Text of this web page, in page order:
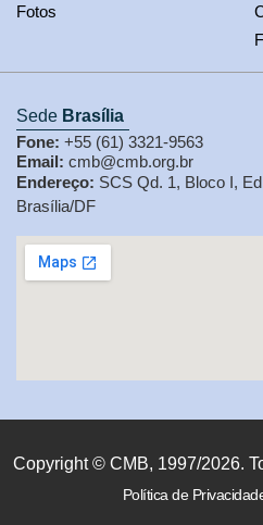
Fotos
Sede Brasília
Fone: +55 (61) 3321-9563
Email: cmb@cmb.org.br
Endereço: SCS Qd. 1, Bloco I,
Brasília/DF
Copyright © CMB, 1997/2026.
Política de